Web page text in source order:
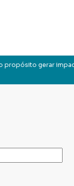
propósito gerar